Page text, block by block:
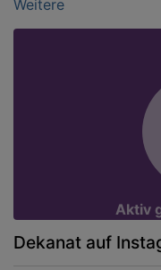
Weitere
Aktiv
Dekanat auf